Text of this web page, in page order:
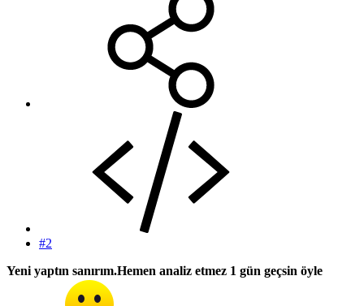
#2
Yeni yaptın sanırım.Hemen analiz etmez 1 gün geçsin öyle